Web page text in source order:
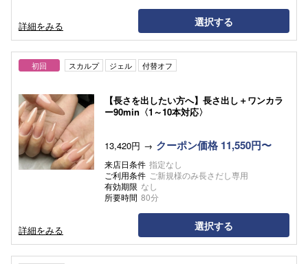
詳細をみる 選択する
初回 スカルプ ジェル 付替オフ
【長さを出したい方へ】長さ出し＋ワンカラ
ー90min〈1～10本対応〉
13,420円 クーポン価格 11,550円〜
来店日条件 指定なし
ご利用条件 ご新規様のみ長さだし専用
有効期限 なし
所要時間 80分
詳細をみる 選択する